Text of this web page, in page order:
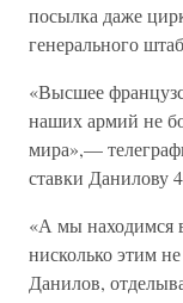
посылка даже
генерального
«Высшее
наших армий не
мира»,—
ставки Данилову
«А мы находимся
нисколько этим
Данилов,